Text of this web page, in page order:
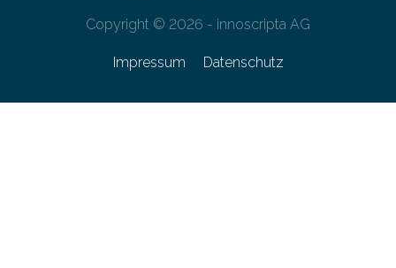
Copyright © 2026 - innoscripta AG
Impressum Datenschutz